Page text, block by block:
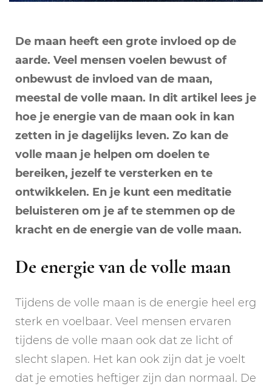
volle
maan
De maan heeft een grote invloed op de
aarde. Veel mensen voelen bewust of
onbewust de invloed van de maan,
meestal de volle maan. In dit artikel lees je
hoe je energie van de maan ook in kan
zetten in je dagelijks leven. Zo kan de
volle maan je helpen om doelen te
bereiken, jezelf te versterken en te
ontwikkelen. En je kunt een meditatie
beluisteren om je af te stemmen op de
kracht en de energie van de volle maan.
De energie van de volle maan
Tijdens de volle maan is de energie heel erg
sterk en voelbaar. Veel mensen ervaren
tijdens de volle maan ook dat ze licht of
slecht slapen. Het kan ook zijn dat je voelt
dat je emoties heftiger zijn dan normaal. De